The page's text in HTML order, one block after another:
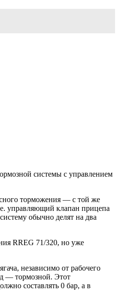
системы с управлением
торможения — с той же
управляющий клапан прицепа
обычно делят на два
RREG 71/320, но уже
независимо от рабочего
— тормозной. Этот
составлять 0 бар, а в